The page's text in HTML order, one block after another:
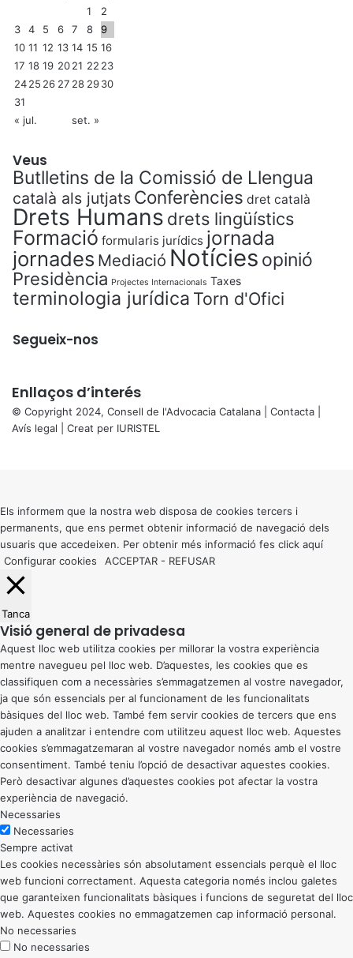
1
2
3
4 5 6 7 8
9
10 11 12 13 14 15 16
17 18 19 2021 22 23
2425 26 27 28 2930
31
« jul.
set. »
Veus
Butlletins de la Comissió de Llengua
català als jutjats Conferències dret català
Drets Humans drets lingüístics
Formació formularis jurídics jornada
jornades Mediació Notícies opinió
Presidència Projectes Internacionals Taxes
terminologia jurídica Torn d'Ofici
Segueix-nos
Enllaços d’interés
© Copyright 2024, Consell de l'Advocacia Catalana | Contacta
Avís legal | Creat per IURISTEL
button
Els informem que la nostra web disposa de cookies tercers i
permanents, que ens permet obtenir informació de navegació dels
usuaris que accedeixen. Per obtenir més informació fes click aquí
Configurar cookies
ACCEPTAR - REFUSAR
Tanca
Visió general de privadesa
Aquest lloc web utilitza cookies per millorar la vostra experiència
mentre navegueu pel lloc web. D’aquestes, les cookies que es
classifiquen com a necessàries s’emmagatzemen al vostre navegador,
ja que són essencials per al funcionament de les funcionalitats
bàsiques del lloc web. També fem servir cookies de tercers que ens
ajuden a analitzar i entendre com utilitzeu aquest lloc web. Aquestes
cookies s’emmagatzemaran al vostre navegador només amb el vostre
consentiment. També teniu l’opció de desactivar aquestes cookies.
Però desactivar algunes d’aquestes cookies pot afectar la vostra
experiència de navegació.
Necessaries
Necessaries
Sempre activat
Les cookies necessàries són absolutament essencials perquè el lloc
web funcioni correctament. Aquesta categoria només inclou galetes
que garanteixen funcionalitats bàsiques i funcions de seguretat del lloc
web. Aquestes cookies no emmagatzemen cap informació personal.
No necessaries
No necessaries